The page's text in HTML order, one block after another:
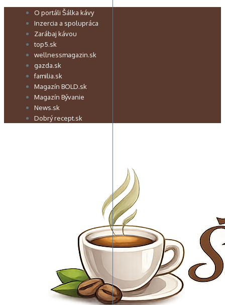
Preskočiť O portáli Šálka kávy
Inzercia a spolupráca
Zarábaj kávou
top5.sk
wellnessmagazin.sk
gazda.sk
familia.sk
Magazín BOLD.sk
Magazín Bývanie
News.sk
Dobrý recept.sk